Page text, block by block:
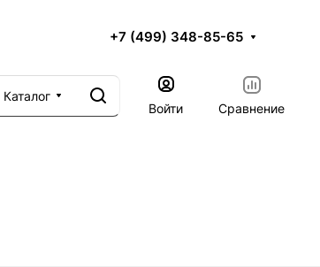
+7 (499) 348-85-65
Каталог
Войти
Сравнение